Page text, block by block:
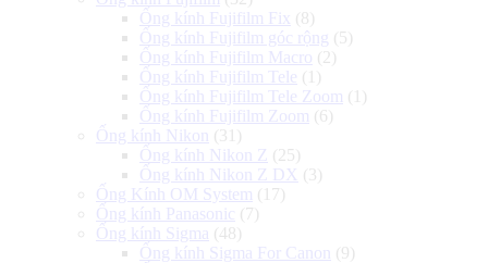
Ống kính Fujifilm Fix (8)
Ống kính Fujifilm góc rộng (5)
Ống kính Fujifilm Macro (2)
Ống kính Fujifilm Tele (1)
Ống kính Fujifilm Tele Zoom (1)
Ống kính Fujifilm Zoom (6)
Ống kính Nikon
(31)
Ống kính Nikon Z (25)
Ống kính Nikon Z DX (3)
Ống Kính OM System (17)
Ống kính Panasonic (7)
Ống kính Sigma (48)
Ống kính Sigma For Canon
(9)